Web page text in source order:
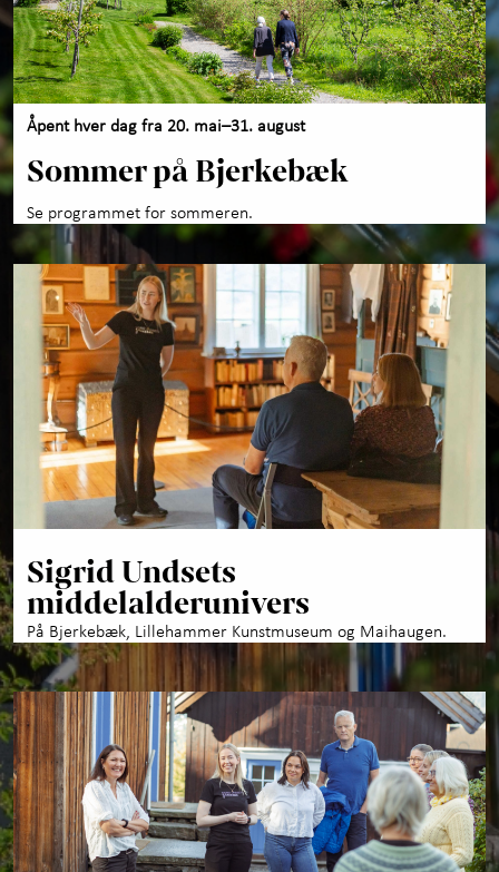
Åpent hver dag fra 20. mai–31. august
Sommer på Bjerkebæk
Se programmet for sommeren.
Sigrid Undsets
middelalderunivers
På Bjerkebæk, Lillehammer Kunstmuseum og Maihaugen.